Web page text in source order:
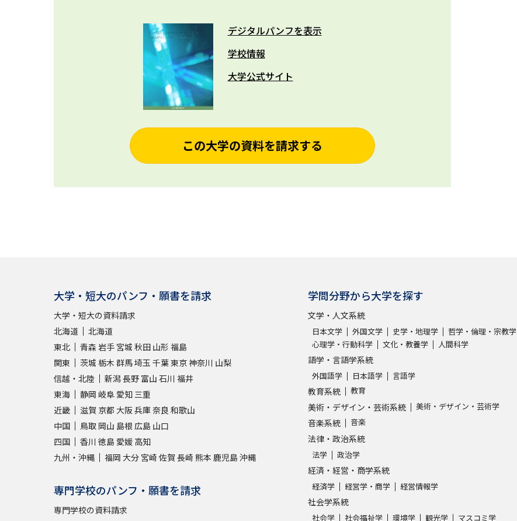
デジタルパンフを表示
学校情報
大学公式サイト
この大学の資料を請求する
大学・短大のパンフ・願書を請求
大学・短大の資料請求
北海道
北海道
東北
青森 岩手 宮城 秋田 山形 福島
関東
茨城 栃木 群馬埼玉 千葉東京神奈川 山梨
信越・北陸
新潟長野 富山 石川 福井
東海
静岡 岐阜 愛知 三重
近畿
滋賀 京都 大阪兵庫奈良 和歌山
中国
鳥取 岡山 島根 広島 山口
四国
香川 徳島 愛媛 高知
九州・沖縄
福岡 大分 宮崎 佐賀 長崎 熊本 鹿児島沖縄
専門学校のパンフ・願書を請求
専門学校の資料請求
学問分野から大学を探す
文学・人文系統
日本文学 外国文学 史学・地理学
哲学・倫理・宗教学
心理学・行動科学
文化・教養学 人間科学
語学・言語学系統
外国語学 日本語学 言語学
教育系統 教育
美術・デザイン・芸術系統 美術・デザイン・芸術学
音楽系統 音楽
法律・政治系統
法学 政治学
経済・経営・商学系統
経済学 経営学・商学 経営情報学
社会学系統
社会学 社会福祉学 環境学 観光学 マスコミ学